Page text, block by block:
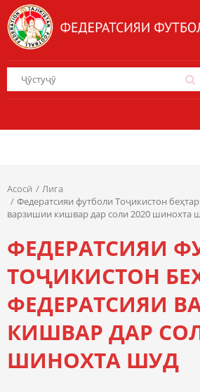
Асосӣ
Лига
Федератсияи футболи Тоҷикистон
варзишии кишвар дар соли 2020 шинохта
ФЕДЕРАТСИЯИ
ТОҶИКИСТОН
ФЕДЕРАТСИЯИ
КИШВАР ДАР
ШИНОХТА ШУД